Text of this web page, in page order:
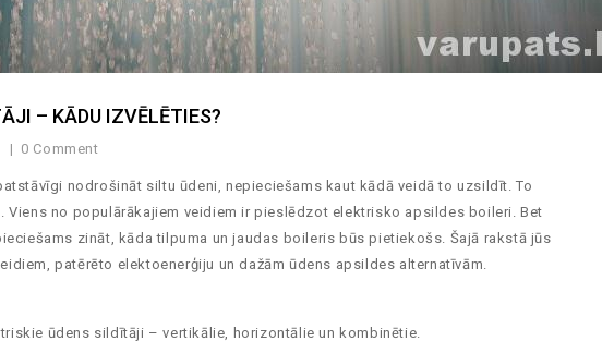
– KĀDU IZVĒLĒTIES?
0 Comment
nodrošināt siltu ūdeni, nepieciešams kaut kādā veidā to uzsildīt. To
Viens no populārākajiem veidiem ir pieslēdzot elektrisko apsildes boileri. Bet
zināt, kāda tilpuma un jaudas boileris būs pietiekošs. Šajā rakstā jūs
patērēto elektoenerģiju un dažām ūdens apsildes alternatīvām.
ūdens sildītāji – vertikālie, horizontālie un kombinētie.